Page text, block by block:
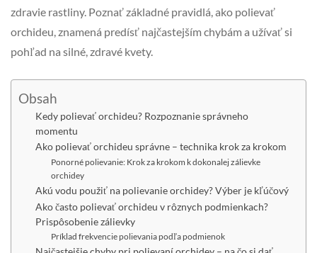
zdravie rastliny. Poznať základné pravidlá, ako polievať
orchideu, znamená predísť najčastejším chybám a užívať si
pohľad na silné, zdravé kvety.
Obsah
Kedy polievať orchideu? Rozpoznanie správneho
momentu
Ako polievať orchideu správne – technika krok za krokom
Ponorné polievanie: Krok za krokom k dokonalej zálievke
orchidey
Akú vodu použiť na polievanie orchidey? Výber je kľúčový
Ako často polievať orchideu v rôznych podmienkach?
Prispôsobenie zálievky
Príklad frekvencie polievania podľa podmienok